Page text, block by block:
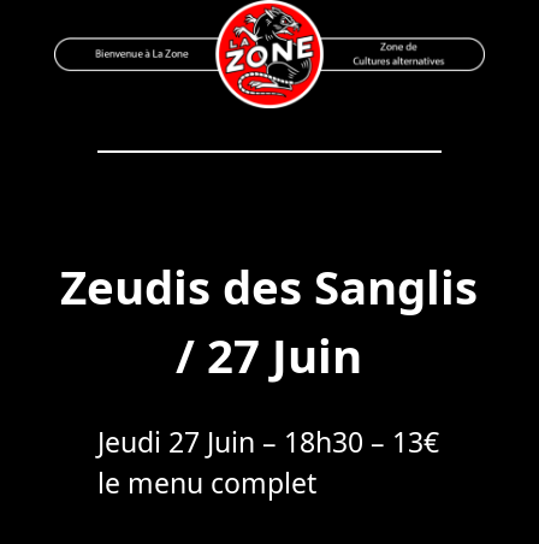
to
Bienvenue à La Zone
Zone de Cultures Alternatives
Zeudis des Sanglis
/ 27 Juin
Jeudi 27 Juin – 18h30 – 13€
le menu complet